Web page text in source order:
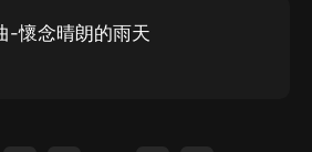
-懷念晴朗的雨天